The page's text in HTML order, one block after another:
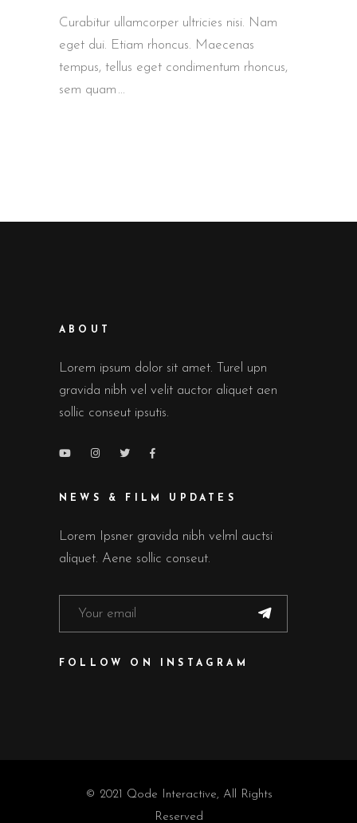
Curabitur ullamcorper ultricies nisi. Nam
eget dui. Etiam rhoncus. Maecenas
tempus, tellus eget condimentum rhoncus,
sem quam
ABOUT
Lorem ipsum dolor sit amet. Turel upn
gravida nibh vel velit auctor aliquet aen
sollic conseut ipsutis.
NEWS & FILM UPDATES
Lorem Ipsner gravida nibh velml auctsi
aliquet. Aene sollic conseut.
FOLLOW ON INSTAGRAM
© 2021 Qode Interactive, All Rights
Reserved